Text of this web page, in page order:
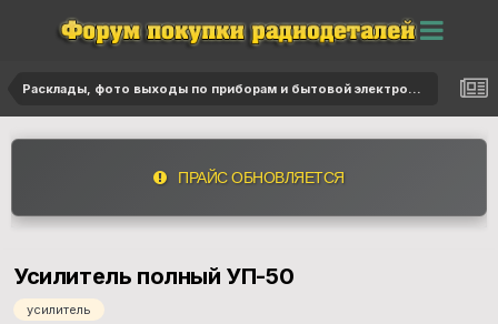
Расклады, фото выходы по приборам и бытовой электронике
ПРАЙС ОБНОВЛЯЕТСЯ
Усилитель полный УП-50
усилитель